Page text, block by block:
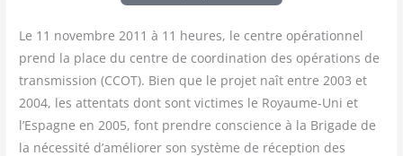
Le 11 novembre 2011 à 11 heures, le centre opé­ra­tion­nel
prend la place du centre de coor­di­na­tion des opé­ra­tions de
trans­mis­sion (CCOT). Bien que le pro­jet naît entre 2003 et
2004, les atten­tats dont sont vic­times le Royaume-Uni et
l’Espagne en 2005, font prendre conscience à la Bri­gade de
la néces­si­té d’améliorer son sys­tème de récep­tion des